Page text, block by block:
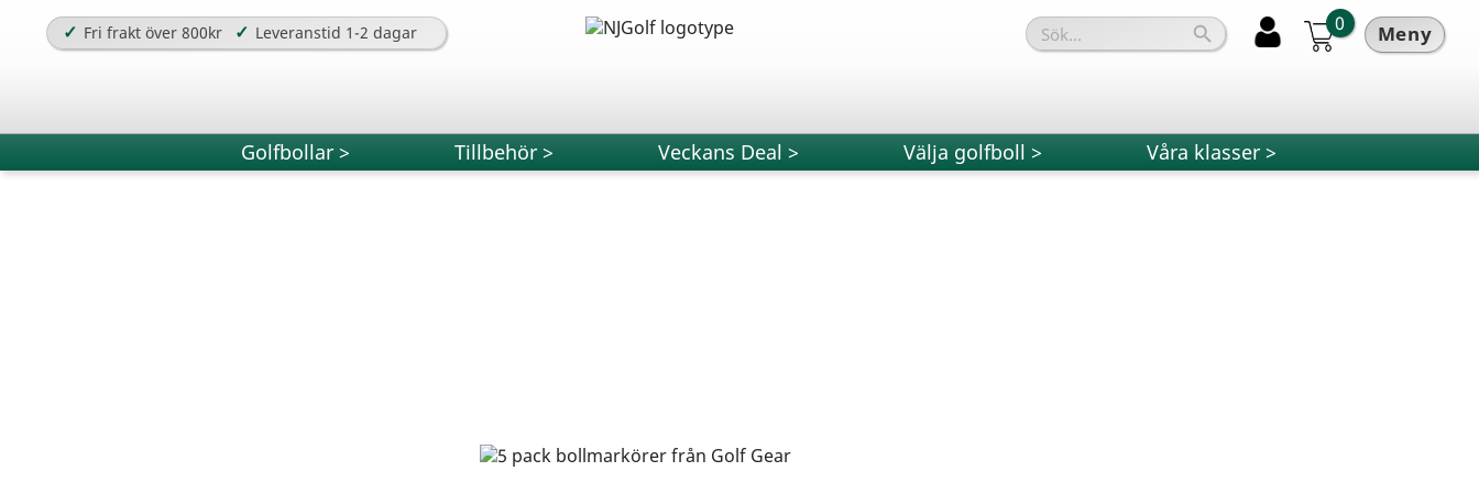
✓ Fri frakt över 800kr ✓ Leveranstid 1-2 dagar Meny
 0
Golfbollar > Tillbehör > Veckans Deal > Välja golfboll > Våra klasser >